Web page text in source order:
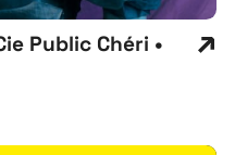
Public Chéri •